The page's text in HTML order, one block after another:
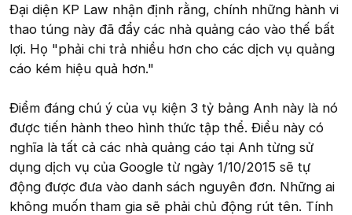
Đại diện KP Law nhận định rằng, chính những hành vi
thao túng này đã đẩy các nhà quảng cáo vào thế bất
lợi. Họ "phải chi trả nhiều hơn cho các dịch vụ quảng
cáo kém hiệu quả hơn."
Điểm đáng chú ý của vụ kiện 3 tỷ bảng Anh này là nó
được tiến hành theo hình thức tập thể. Điều này có
nghĩa là tất cả các nhà quảng cáo tại Anh từng sử
dụng dịch vụ của Google từ ngày 1/10/2015 sẽ tự
động được đưa vào danh sách nguyên đơn. Những ai
không muốn tham gia sẽ phải chủ động rút tên. Tính